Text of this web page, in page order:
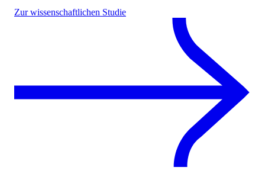
Zur wissenschaftlichen Studie